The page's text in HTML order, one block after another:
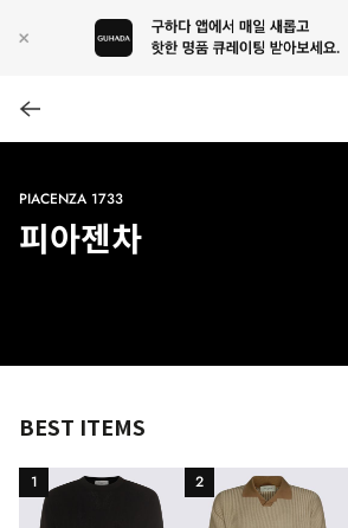
PIACENZA 1733
피아젠차
BEST ITEMS
1 2